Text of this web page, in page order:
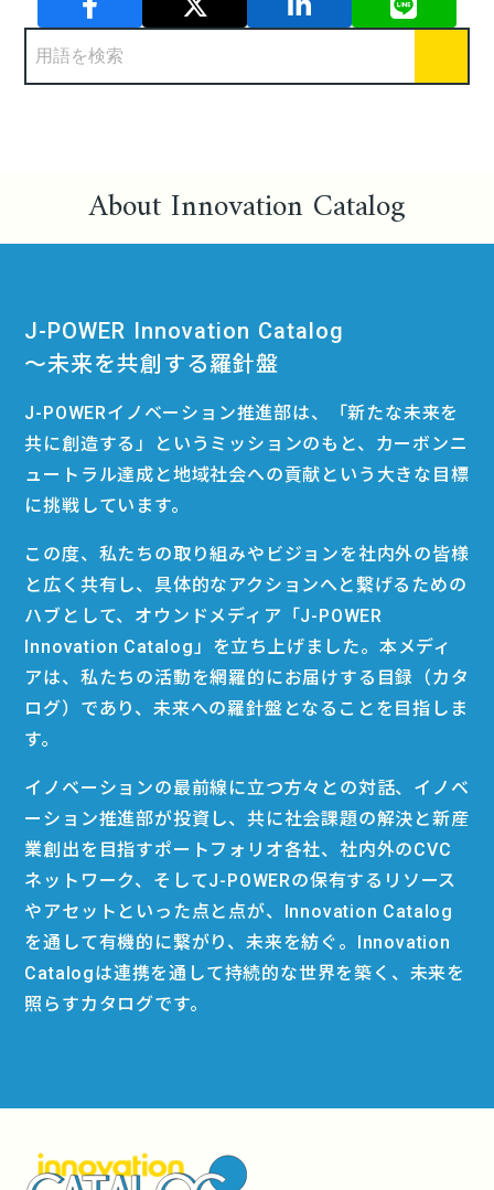
About Innovation Catalog
J-POWER Innovation Catalog
〜未来を共創する羅針盤
J-POWERイノベーション推進部は、「新たな未来を
共に創造する」というミッションのもと、カーボンニ
ュートラル達成と地域社会への貢献という大きな目標
に挑戦しています。
この度、私たちの取り組みやビジョンを社内外の皆様
と広く共有し、具体的なアクションへと繋げるための
ハブとして、オウンドメディア「J-POWER
Innovation Catalog」を立ち上げました。本メディ
アは、私たちの活動を網羅的にお届けする目録（カタ
ログ）であり、未来への羅針盤となることを目指しま
す。
イノベーションの最前線に立つ方々との対話、イノベ
ーション推進部が投資し、共に社会課題の解決と新産
業創出を目指すポートフォリオ各社、社内外のCVC
ネットワーク、そしてJ-POWERの保有するリソース
やアセットといった点と点が、Innovation Catalog
を通して有機的に繋がり、未来を紡ぐ。Innovation
Catalogは連携を通して持続的な世界を築く、未来を
照らすカタログです。